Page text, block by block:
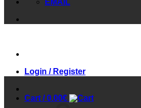
EMAIL
Login / Register
Cart /0.00€